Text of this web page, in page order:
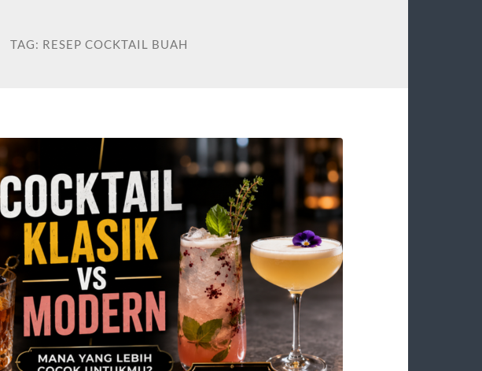
TAG: RESEP COCKTAIL BUAH